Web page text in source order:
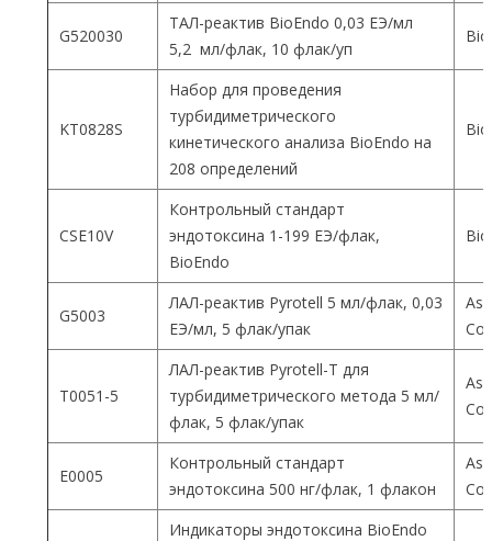
G520030
ТАЛ-реактив BioEndo 0,03 ЕЭ/мл
5,2 мл/флак, 10 флак/уп
KT0828S
Набор для проведения
турбидиметрического
кинетического анализа BioEndo на
208 определений
CSE10V
Контрольный стандарт
эндотоксина 1-199 ЕЭ/флак,
BioEndo
G5003
ЛАЛ-реактив Pyrotell 5 мл/флак, 0,03
ЕЭ/мл, 5 флак/упак
T0051-5
ЛАЛ-реактив Pyrotell-T для
турбидиметрического метода 5 мл/
флак, 5 флак/упак
E0005
Контрольный стандарт
эндотоксина 500 нг/флак, 1 флакон
Индикаторы эндотоксина BioEndo